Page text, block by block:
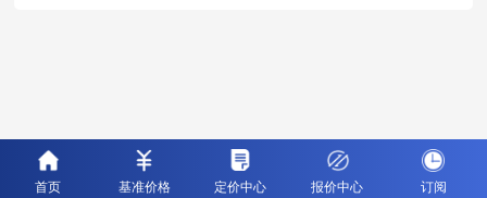
首页 基准价格 定价中心 报价中心 订阅